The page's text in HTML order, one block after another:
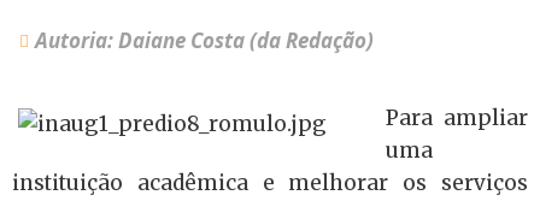
Autoria: Daiane Costa (da Redação)
Para ampliar
uma
instituição acadêmica e melhorar os serviços